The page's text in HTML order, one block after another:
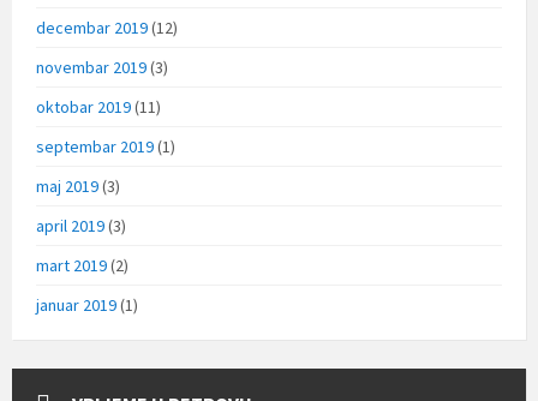
decembar 2019(12)
novembar 2019(3)
oktobar 2019(11)
septembar 2019(1)
maj 2019(3)
april 2019(3)
mart 2019(2)
januar 2019(1)